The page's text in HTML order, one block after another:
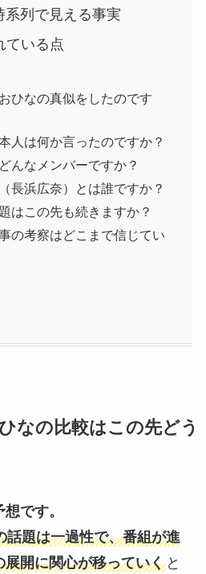
系列で見える事実
ている点
ひなの真似をしたのです
人は何か言ったのですか？
んなメンバーですか？
長浜広奈）とは誰ですか？
はこの先も続きますか？
の考察はどこまで信じてい
なの比較はこの先どう
です。
話題は一過性で、番組が進
開に関心が移っていくと